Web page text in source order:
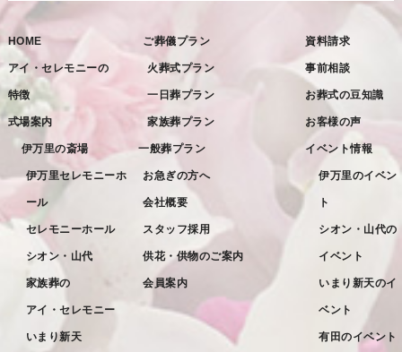
2022年11月
2022年10月
2022年9月
2022年8月
2022年7月
2022年6月
2022年5月
2022年4月
2022年1月
HOME
アイ・セレモニーの
特徴
式場案内
伊万里の斎場
伊万里セレモニーホ
ール
セレモニーホール
シオン・山代
家族葬の
アイ・セレモニー
いまり新天
ご葬儀プラン
火葬式プラン
一日葬プラン
家族葬プラン
一般葬プラン
お急ぎの方へ
会社概要
スタッフ採用
供花・供物のご案内
会員案内
資料請求
事前相談
お葬式の豆知識
お客様の声
イベント情報
伊万里のイベン
ト
シオン・山代の
イベント
いまり新天のイ
ベント
有田のイベント